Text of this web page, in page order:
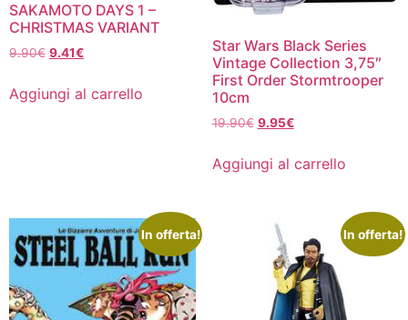
SAKAMOTO DAYS 1 –
CHRISTMAS VARIANT
9.90€ Il
originale
era:
9.41€Il
attuale
Aggiungi al carrello
Star Wars Black Series
Vintage Collection 3,75″
First Order Stormtrooper
10cm
19.90€ Il
originale
era:
9.95€Il
attuale
Aggiungi al carrello
In offerta! In offerta!